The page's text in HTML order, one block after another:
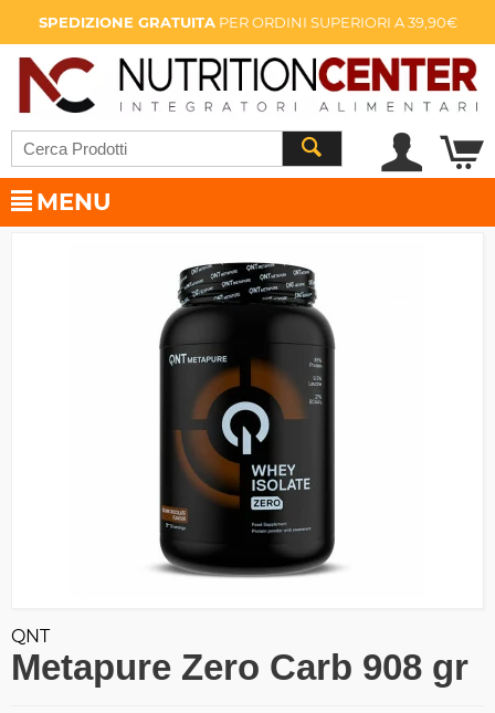
SPEDIZIONE GRATUITAPER ORDINI SUPERIORI A 39,90€
MENU
QNT
Metapure Zero Carb 908 gr